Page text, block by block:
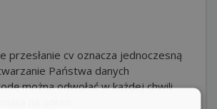
przesłanie cv oznacza jednoczesną
Państwa danych
można odwołać w każdej chwili